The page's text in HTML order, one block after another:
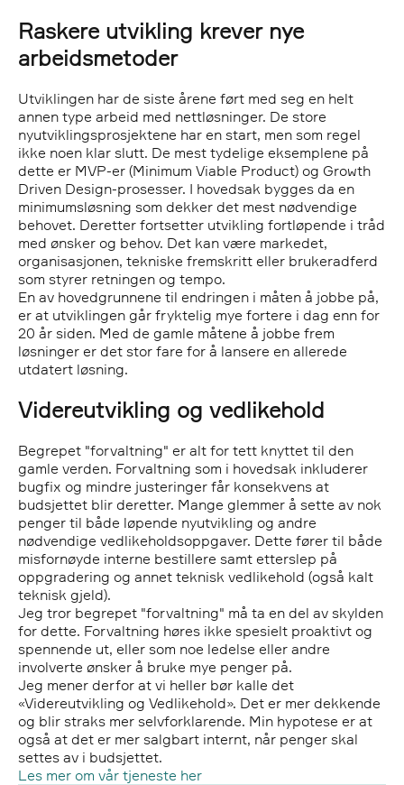
Raskere utvikling krever nye
arbeidsmetoder
Utviklingen har de siste årene ført med seg en helt
annen type arbeid med nettløsninger. De store
nyutviklingsprosjektene har en start, men som regel
ikke noen klar slutt. De mest tydelige eksemplene på
dette er MVP-er (Minimum Viable Product) og Growth
Driven Design-prosesser. I hovedsak bygges da en
minimumsløsning som dekker det mest nødvendige
behovet. Deretter fortsetter utvikling fortløpende i tråd
med ønsker og behov. Det kan være markedet,
organisasjonen, tekniske fremskritt eller brukeradferd
som styrer retningen og tempo.
En av hovedgrunnene til endringen i måten å jobbe på,
er at utviklingen går fryktelig mye fortere i dag enn for
20 år siden. Med de gamle måtene å jobbe frem
løsninger er det stor fare for å lansere en allerede
utdatert løsning.
Videreutvikling og vedlikehold
Begrepet "forvaltning" er alt for tett knyttet til den
gamle verden. Forvaltning som i hovedsak inkluderer
bugfix og mindre justeringer får konsekvens at
budsjettet blir deretter. Mange glemmer å sette av nok
penger til både løpende nyutvikling og andre
nødvendige vedlikeholdsoppgaver. Dette fører til både
misfornøyde interne bestillere samt etterslep på
oppgradering og annet teknisk vedlikehold (også kalt
teknisk gjeld).
Jeg tror begrepet "forvaltning" må ta en del av skylden
for dette. Forvaltning høres ikke spesielt proaktivt og
spennende ut, eller som noe ledelse eller andre
involverte ønsker å bruke mye penger på.
Jeg mener derfor at vi heller bør kalle det
«Videreutvikling og Vedlikehold». Det er mer dekkende
og blir straks mer selvforklarende. Min hypotese er at
også at det er mer salgbart internt, når penger skal
settes av i budsjettet.
Les mer om vår tjeneste her